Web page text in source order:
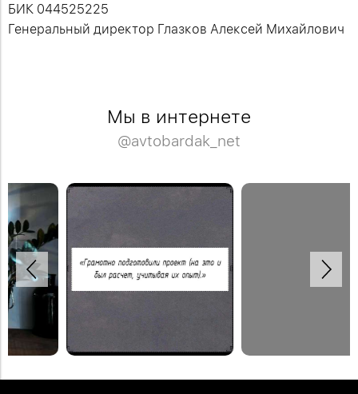
БИК 044525225
Генеральный директор Глазков Алексей Михайлович
Мы в интернете
@avtobardak_net
Спасибо Дмитрию за отзыв!
Закажите обустройство своего
Рабочее место в мастерской может
быть и удобным и красивым.
сидеть или работать стоя.